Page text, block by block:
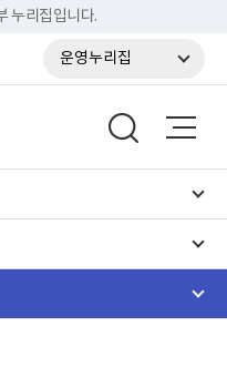
누리집입니다.
운영누리집